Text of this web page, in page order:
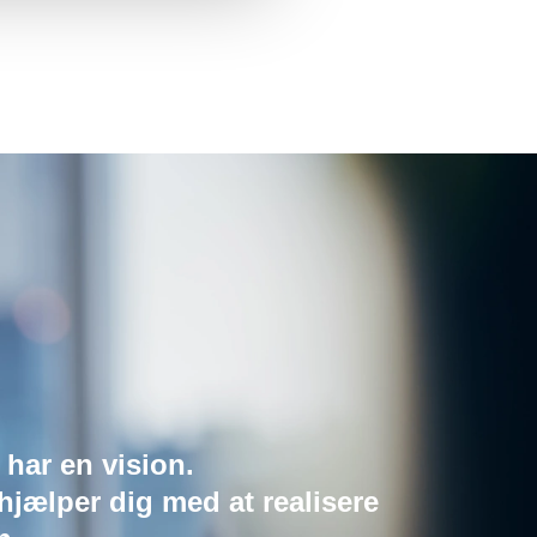
har en vision.
dig med at realisere